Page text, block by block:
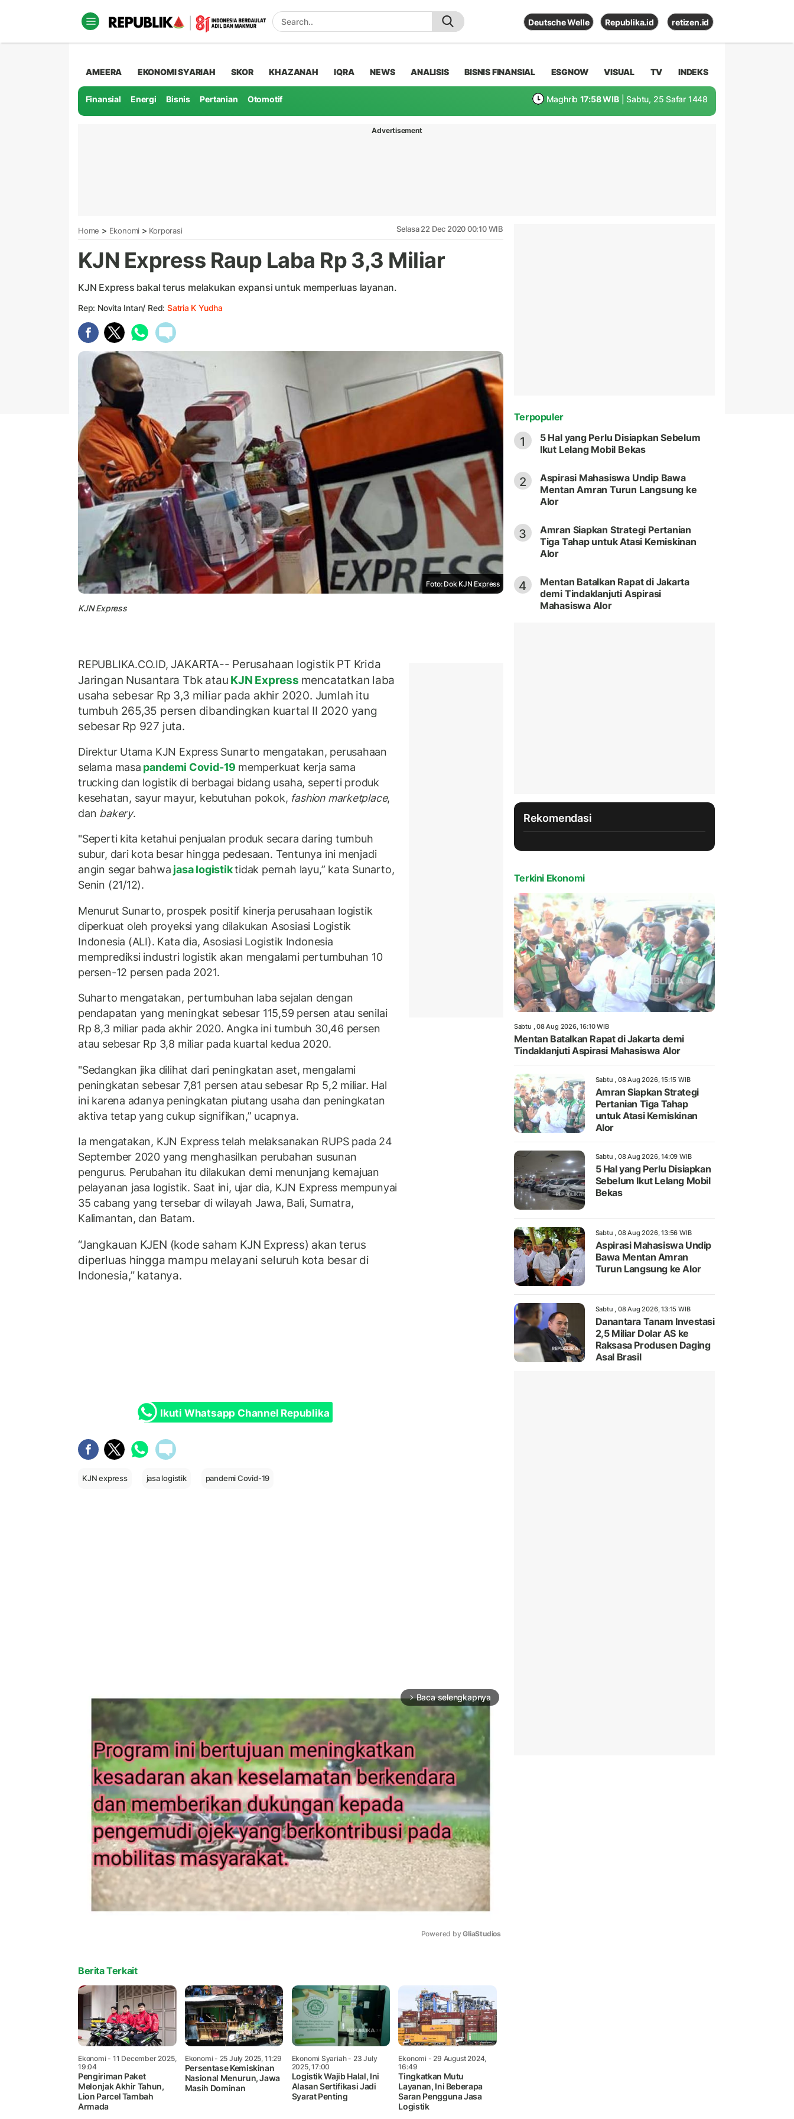
Deutsche Welle Republika.id retizen.id
AMEERA EKONOMI SYARIAH SKOR KHAZANAH IQRA NEWS ANALISIS BISNIS FINANSIAL ESGNOW VISUAL TV INDEKS
Finansial Energi Bisnis Pertanian Otomotif Maghrib 17:58 WIB | Sabtu, 25 Safar 1448
Advertisement
Home > Ekonomi > Korporasi Selasa 22 Dec 2020 00:10 WIB
KJN Express Raup Laba Rp 3,3 Miliar
KJN Express bakal terus melakukan expansi untuk memperluas layanan.
Rep: Novita Intan/ Red: Satria K Yudha
Foto: Dok KJN Express
KJN Express
REPUBLIKA.CO.ID,JAKARTA-- Perusahaan logistik PT Krida
Jaringan Nusantara Tbk atau KJN Express mencatatkan laba
usaha sebesar Rp 3,3 miliar pada akhir 2020. Jumlah itu
tumbuh 265,35 persen dibandingkan kuartal II 2020 yang
sebesar Rp 927 juta.
Direktur Utama KJN Express Sunarto mengatakan, perusahaan
selama masa pandemi Covid-19 memperkuat kerja sama
trucking dan logistik di berbagai bidang usaha, seperti produk
kesehatan, sayur mayur, kebutuhan pokok, fashion marketplace,
dan bakery.
"Seperti kita ketahui penjualan produk secara daring tumbuh
subur, dari kota besar hingga pedesaan. Tentunya ini menjadi
angin segar bahwa jasa logistiktidak pernah layu,” kata Sunarto,
Senin (21/12).
Menurut Sunarto, prospek positif kinerja perusahaan logistik
diperkuat oleh proyeksi yang dilakukan Asosiasi Logistik
Indonesia (ALI). Kata dia, Asosiasi Logistik Indonesia
memprediksi industri logistik akan mengalami pertumbuhan 10
persen-12 persen pada 2021.
Suharto mengatakan, pertumbuhan laba sejalan dengan
pendapatan yang meningkat sebesar 115,59 persen atau senilai
Rp 8,3 miliar pada akhir 2020. Angka ini tumbuh 30,46 persen
atau sebesar Rp 3,8 miliar pada kuartal kedua 2020.
"Sedangkan jika dilihat dari peningkatan aset, mengalami
peningkatan sebesar 7,81 persen atau sebesar Rp 5,2 miliar. Hal
ini karena adanya peningkatan piutang usaha dan peningkatan
aktiva tetap yang cukup signifikan,” ucapnya.
Ia mengatakan, KJN Express telah melaksanakan RUPS pada 24
September 2020 yang menghasilkan perubahan susunan
pengurus. Perubahan itu dilakukan demi menunjang kemajuan
pelayanan jasa logistik. Saat ini, ujar dia, KJN Express mempunyai
35 cabang yang tersebar di wilayah Jawa, Bali, Sumatra,
Kalimantan, dan Batam.
“Jangkauan KJEN (kode saham KJN Express) akan terus
diperluas hingga mampu melayani seluruh kota besar di
Indonesia,” katanya.
Ikuti Whatsapp Channel Republika
KJN express jasa logistik pandemi Covid-19
arrow_forward_ios Baca selengkapnya
Powered by GliaStudios
Berita Terkait
Ekonomi- 11 December 2025,
19:04
Pengiriman Paket
Melonjak Akhir Tahun,
Lion Parcel Tambah
Armada
Ekonomi- 25 July 2025, 11:29
Persentase Kemiskinan
Nasional Menurun, Jawa
Masih Dominan
Ekonomi Syariah- 23 July
2025, 17:00
Logistik Wajib Halal, Ini
Alasan Sertifikasi Jadi
Syarat Penting
Ekonomi- 29 August 2024,
16:49
Tingkatkan Mutu
Layanan, Ini Beberapa
Saran Pengguna Jasa
Logistik
Terpopuler
1
5 Hal yang Perlu Disiapkan Sebelum
Ikut Lelang Mobil Bekas
2
Aspirasi Mahasiswa Undip Bawa
Mentan Amran Turun Langsung ke
Alor
3
Amran Siapkan Strategi Pertanian
Tiga Tahap untuk Atasi Kemiskinan
Alor
4
Mentan Batalkan Rapat di Jakarta
demi Tindaklanjuti Aspirasi
Mahasiswa Alor
Rekomendasi
Terkini Ekonomi
Sabtu , 08 Aug 2026, 16:10 WIB
Mentan Batalkan Rapat di Jakarta demi
Tindaklanjuti Aspirasi Mahasiswa Alor
Sabtu , 08 Aug 2026, 15:15 WIB
Amran Siapkan Strategi
Pertanian Tiga Tahap
untuk Atasi Kemiskinan
Alor
Sabtu , 08 Aug 2026, 14:09 WIB
5 Hal yang Perlu Disiapkan
Sebelum Ikut Lelang Mobil
Bekas
Sabtu , 08 Aug 2026, 13:56 WIB
Aspirasi Mahasiswa Undip
Bawa Mentan Amran
Turun Langsung ke Alor
Sabtu , 08 Aug 2026, 13:15 WIB
Danantara Tanam Investasi
2,5 Miliar Dolar AS ke
Raksasa Produsen Daging
Asal Brasil